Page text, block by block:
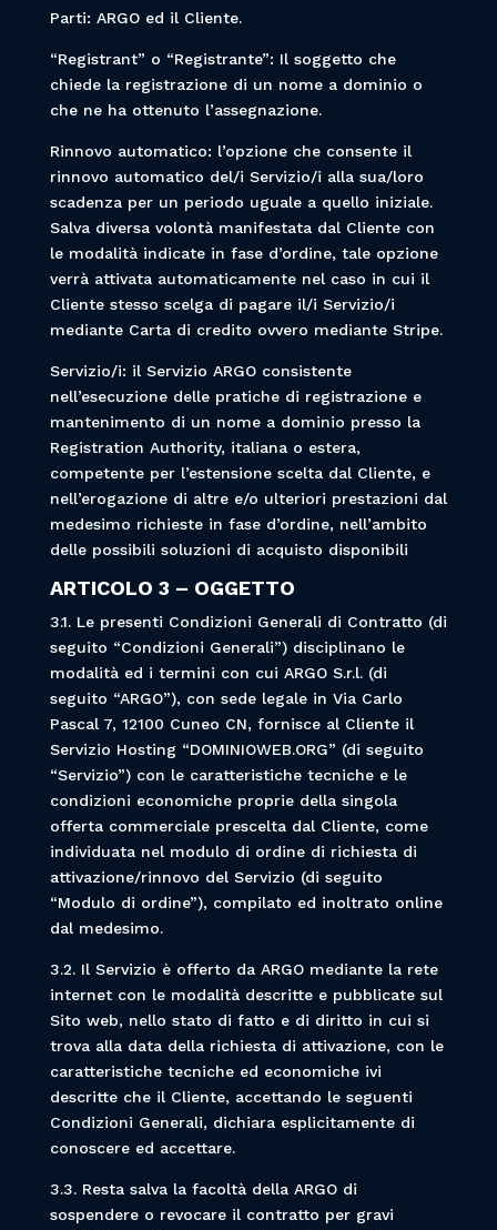
Parti: ARGO ed il Cliente.
“Registrant” o “Registrante”: Il soggetto che
chiede la registrazione di un nome a dominio o
che ne ha ottenuto l’assegnazione.
Rinnovo automatico: l’opzione che consente il
rinnovo automatico del/i Servizio/i alla sua/loro
scadenza per un periodo uguale a quello iniziale.
Salva diversa volontà manifestata dal Cliente con
le modalità indicate in fase d’ordine, tale opzione
verrà attivata automaticamente nel caso in cui il
Cliente stesso scelga di pagare il/i Servizio/i
mediante Carta di credito ovvero mediante Stripe.
Servizio/i: il Servizio ARGO consistente
nell’esecuzione delle pratiche di registrazione e
mantenimento di un nome a dominio presso la
Registration Authority, italiana o estera,
competente per l’estensione scelta dal Cliente, e
nell’erogazione di altre e/o ulteriori prestazioni dal
medesimo richieste in fase d’ordine, nell’ambito
delle possibili soluzioni di acquisto disponibili
ARTICOLO 3 – OGGETTO
3.1. Le presenti Condizioni Generali di Contratto (di
seguito “Condizioni Generali”) disciplinano le
modalità ed i termini con cui ARGO S.r.l. (di
seguito “ARGO”), con sede legale in Via Carlo
Pascal 7, 12100 Cuneo CN, fornisce al Cliente il
Servizio Hosting “DOMINIOWEB.ORG” (di seguito
“Servizio”) con le caratteristiche tecniche e le
condizioni economiche proprie della singola
offerta commerciale prescelta dal Cliente, come
individuata nel modulo di ordine di richiesta di
attivazione/rinnovo del Servizio (di seguito
“Modulo di ordine”), compilato ed inoltrato online
dal medesimo.
3.2. Il Servizio è offerto da ARGO mediante la rete
internet con le modalità descritte e pubblicate sul
Sito web, nello stato di fatto e di diritto in cui si
trova alla data della richiesta di attivazione, con le
caratteristiche tecniche ed economiche ivi
descritte che il Cliente, accettando le seguenti
Condizioni Generali, dichiara esplicitamente di
conoscere ed accettare.
3.3. Resta salva la facoltà della ARGO di
sospendere o revocare il contratto per gravi